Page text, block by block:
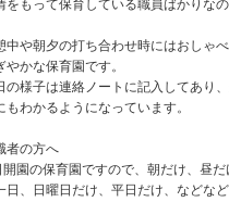
をもって保育している職員ばかりな
中や朝夕の打ち合わせ時にはおしゃ
やかな保育園です。
の様子は連絡ノートに記入してあり
もわかるようになっています。
者の方へ
園の保育園ですので、朝だけ、昼
日、日曜日だけ、平日だけ、などな